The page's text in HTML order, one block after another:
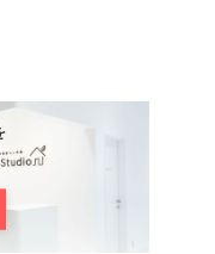
皆さまが心地よく暮らせ